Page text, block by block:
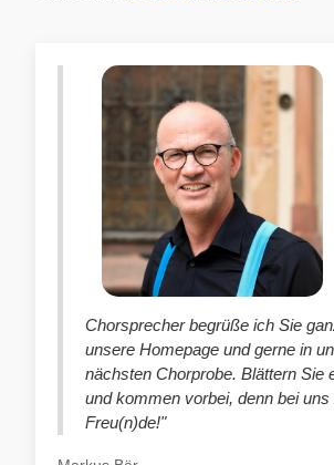
Chorsprecher begrüße ich Sie
unsere Homepage und gerne in
nächsten Chorprobe. Blättern Sie
und kommen vorbei, denn bei
Freu(n)de!"